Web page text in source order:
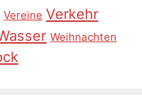
Vereine Verkehr
Weihnachten